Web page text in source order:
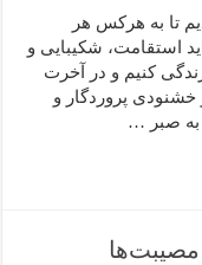
تا به هرکس هر
استقامت، شکیبایی و
کنیم و در آخرت
خشنودی پروردگار و
به صبر …